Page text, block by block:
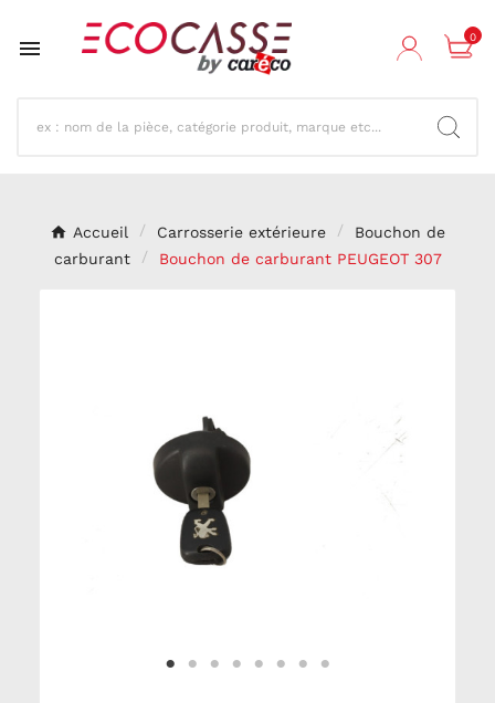
 0
Accueil Carrosserie extérieure
Bouchon de
carburant
Bouchon de carburant PEUGEOT 307